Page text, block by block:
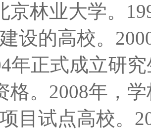
京林业大学。
设的高校。
年正式成立研
格。2008年，
目试点高校。